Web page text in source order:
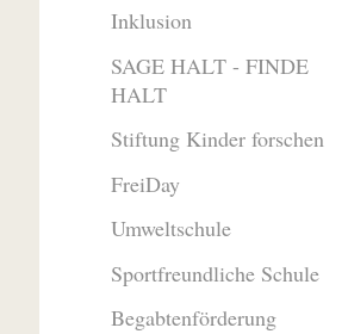
Inklusion
SAGE HALT - FINDE
HALT
Stiftung Kinder forschen
FreiDay
Umweltschule
Sportfreundliche Schule
Begabtenförderung